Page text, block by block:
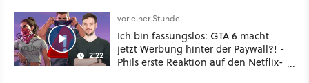
2:22
vor einer Stunde
Ich bin fassungslos: GTA 6 macht
jetzt Werbung hinter der Paywall?! -
Phils erste Reaktion auf den Netflix-